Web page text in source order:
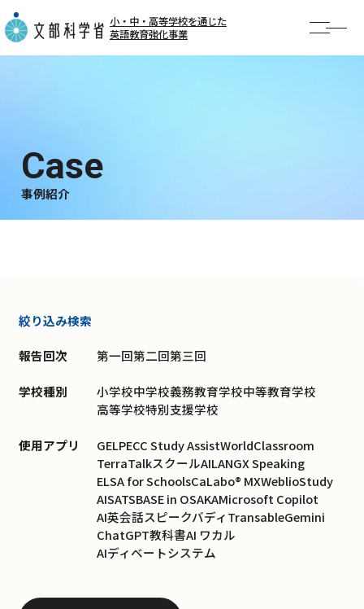
小・中・高等学校を通じた
英語教育強化事業
AI英語勉強会
事例紹介
事例紹介
絞り込み検索
報告回次 第一回第二回第三回
学校種別 小学校中学校義務教育学校中等教育学校
高等学校特別支援学校
使用アプリ GELPECC Study AssistWorldClassroom
TerraTalkスクールAILANGX Speaking
ELSA for SchoolsCaLabo® MXWeblioStudy
AISATSBASE in OSAKAMicrosoft Copilot
AI英会話スピークバディTransableGemini
ChatGPT教科書AI ワカル
AIディベートシステム